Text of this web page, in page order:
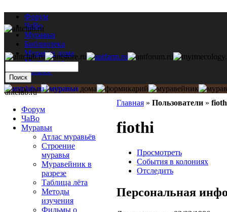
Форум
ЧаВо
Муравьи
Библиотека
Муравьи дома
Мастерская
Каталог
Главная » Пользователи »
fiothi
Просмотреть
События в колониях
Отследить
Персональная
antclub.ru
Форум
ЧаВо
Муравьи
Атлас муравьёв
Строение
муравья
Муравейник в
разрезе
Таблица лёта
Методы
изучения
Фильмы о